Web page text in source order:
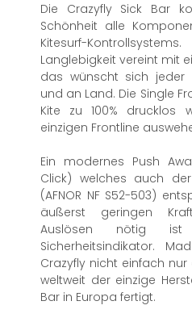
Die Crazyfly Sick Bar
Schönheit alle
Kitesurf-
Langlebigkeit vereint mit
das wünscht sich jeder
und an Land. Die Single
Kite zu 100% drucklos
einzigen Frontline
Ein modernes Push
Click) welches auch
(AFNOR NF S52-503)
äußerst geringen
Auslösen nötig
Sicherheitsindikator.
Crazyfly nicht einfach nur
weltweit der einzige
Bar in Europa fertigt.